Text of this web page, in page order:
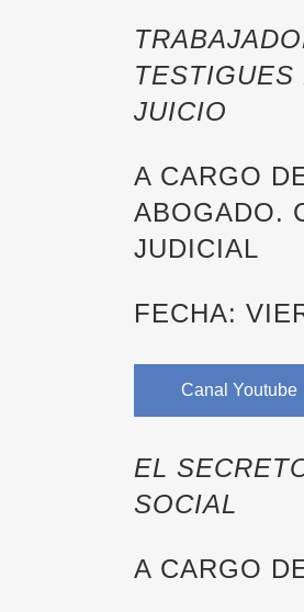
TESTIGUES
JUICIO
A CARGO
ABOGADO.
JUDICIAL
FECHA:
Canal Youtube
EL
SOCIAL
A CARGO